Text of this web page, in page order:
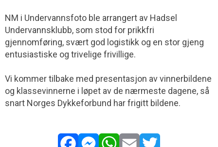
NM i Undervannsfoto ble arrangert av Hadsel
Undervannsklubb, som stod for prikkfri
gjennomføring, svært god logistikk og en stor gjeng
entusiastiske og trivelige frivillige.
Vi kommer tilbake med presentasjon av vinnerbildene
og klassevinnerne i løpet av de nærmeste dagene, så
snart Norges Dykkeforbund har frigitt bildene.